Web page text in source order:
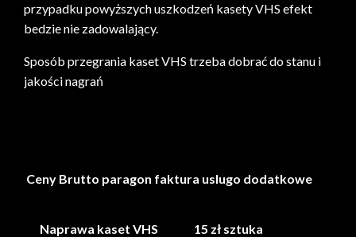
przypadku powyższych uszkodzeń kasety VHS efekt
bedzie nie zadowalający.
Sposób przegrania kaset VHS trzeba dobrać do stanu i
jakości nagrań
Ceny Brutto paragon faktura uslugo dodatkowe
Naprawa kaset VHS
15 zł sztuka